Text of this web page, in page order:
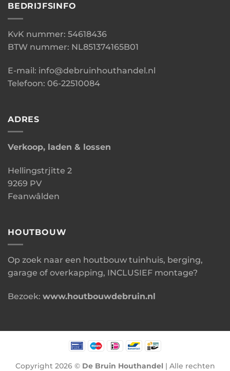
BEDRIJFSINFO
KvK nummer: 54618436
BTW nummer: NL851374165B01
E-mail: info@debruinhouthandel.nl
Telefoon: 06-22510084
ADRES
Verkoop, laden & lossen
Hellingstrjitte 2
9269 PV
Feanwâlden
HOUTBOUW
Op zoek naar een houtbouw tuinhuis, berging,
garage of overkapping, INCLUSIEF montage?
Bezoek: www.houtbouwdebruin.nl
Copyright 2026 © De Bruin Houthandel| Alle rechten